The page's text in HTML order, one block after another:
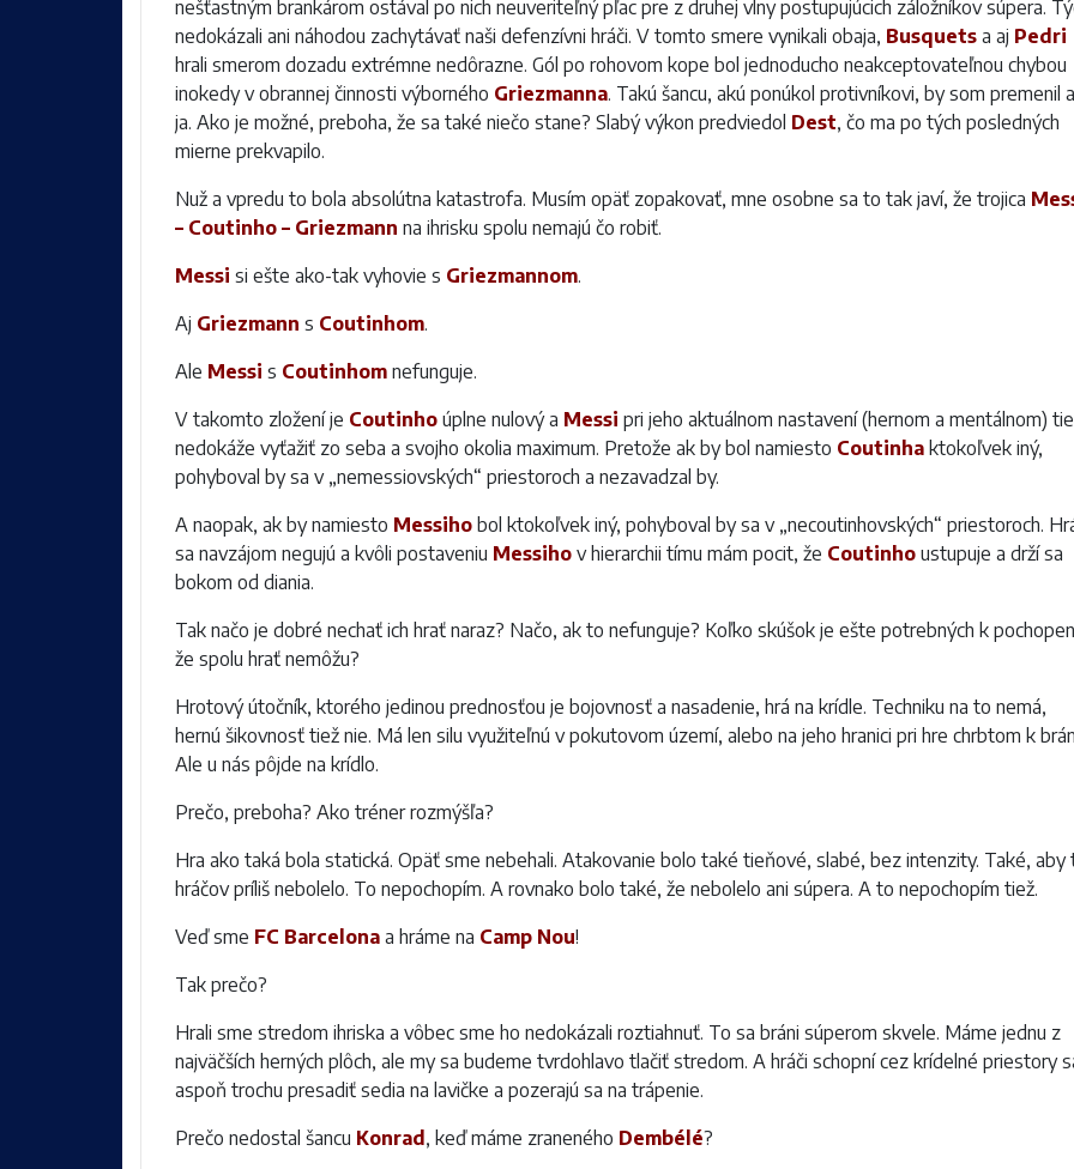
nešťastným brankárom ostával po nich neuveriteľný pľac pre z druhej vlny postupujúcich záložníkov súpera.
nedokázali ani náhodou zachytávať naši defenzívni hráči. V tomto smere vynikali obaja, Busquets a aj Pedri
hrali smerom dozadu extrémne nedôrazne. Gól po rohovom kope bol jednoducho neakceptovateľnou chybou
inokedy v obrannej činnosti výborného Griezmanna. Takú šancu, akú ponúkol protivníkovi, by som premenil
ja. Ako je možné, preboha, že sa také niečo stane? Slabý výkon predviedol Dest, čo ma po tých posledných
mierne prekvapilo.
Nuž a vpredu to bola absolútna katastrofa. Musím opäť zopakovať, mne osobne sa to tak javí, že trojica
– Coutinho – Griezmann na ihrisku spolu nemajú čo robiť.
Messi si ešte ako-tak vyhovie s Griezmannom.
Aj Griezmann s Coutinhom.
Ale Messi s Coutinhom nefunguje.
V takomto zložení je Coutinho úplne nulový a Messi pri jeho aktuálnom nastavení (hernom a mentálnom)
nedokáže vyťažiť zo seba a svojho okolia maximum. Pretože ak by bol namiesto Coutinha ktokoľvek iný,
pohyboval by sa v „nemessiovských“ priestoroch a nezavadzal by.
A naopak, ak by namiesto Messiho bol ktokoľvek iný, pohyboval by sa v „necoutinhovských“ priestoroch.
sa navzájom negujú a kvôli postaveniu Messiho v hierarchii tímu mám pocit, že Coutinho ustupuje a drží sa
bokom od diania.
Tak načo je dobré nechať ich hrať naraz? Načo, ak to nefunguje? Koľko skúšok je ešte potrebných k
že spolu hrať nemôžu?
Hrotový útočník, ktorého jedinou prednosťou je bojovnosť a nasadenie, hrá na krídle. Techniku na to nemá,
hernú šikovnosť tiež nie. Má len silu využiteľnú v pokutovom území, alebo na jeho hranici pri hre chrbtom k
Ale u nás pôjde na krídlo.
Prečo, preboha? Ako tréner rozmýšľa?
Hra ako taká bola statická. Opäť sme nebehali. Atakovanie bolo také tieňové, slabé, bez intenzity. Také, aby
hráčov príliš nebolelo. To nepochopím. A rovnako bolo také, že nebolelo ani súpera. A to nepochopím tiež.
Veď sme FC Barcelona a hráme na Camp Nou!
Tak prečo?
Hrali sme stredom ihriska a vôbec sme ho nedokázali roztiahnuť. To sa bráni súperom skvele. Máme jednu z
najväčších herných plôch, ale my sa budeme tvrdohlavo tlačiť stredom. A hráči schopní cez krídelné priestory
aspoň trochu presadiť sedia na lavičke a pozerajú sa na trápenie.
Prečo nedostal šancu Konrad, keď máme zraneného Dembélé?